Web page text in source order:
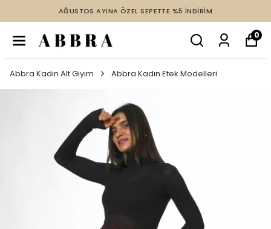
AĞUSTOS AYINA ÖZEL SEPETTE %5 İNDİRİM
0
Abbra Kadın Alt Giyim Abbra Kadın Etek Modelleri